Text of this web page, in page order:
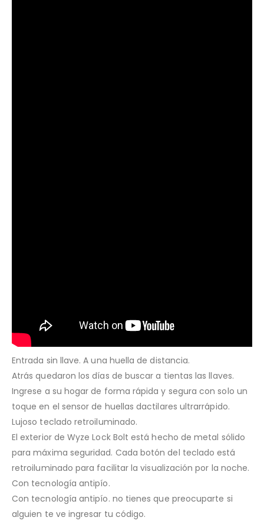
Entrada sin llave. A una huella de distancia.
Atrás quedaron los días de buscar a tientas las llaves.
Ingrese a su hogar de forma rápida y segura con solo un
toque en el sensor de huellas dactilares ultrarrápido.
Lujoso teclado retroiluminado.
El exterior de Wyze Lock Bolt está hecho de metal sólido
para máxima seguridad. Cada botón del teclado está
retroiluminado para facilitar la visualización por la noche.
Con tecnología antipío.
Con tecnología antipío. no tienes que preocuparte si
alguien te ve ingresar tu código.